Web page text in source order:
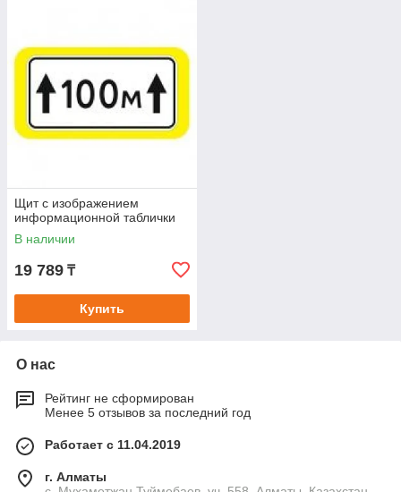
Щит с изображением
информационной таблички
В наличии
19 789 ₸
Купить
О нас
Рейтинг не сформирован
Менее 5 отзывов за последний год
Работает с 11.04.2019
г. Алматы